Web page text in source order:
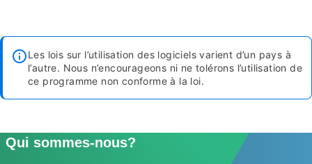
Les lois sur l’utilisation des logiciels varient d’un pays à
l’autre. Nous n’encourageons ni ne tolérons l’utilisation de
ce programme non conforme à la loi.
Qui sommes-nous?